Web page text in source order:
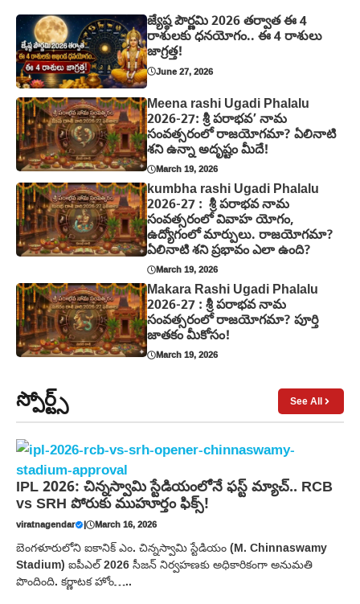
జ్యేష్ఠ పౌర్ణమి 2026 తర్వాత ఈ 4
రాశులకు ధనయోగం.. ఈ 4 రాశులు
జాగ్రత్త!
June 27, 2026
Meena rashi Ugadi Phalalu
2026-27: శ్రీ పరాభవ’ నామ
సంవత్సరంలో రాజయోగమా? ఏలినాటి
శని ఉన్నా అదృష్టం మీదే!
March 19, 2026
kumbha rashi Ugadi Phalalu
2026-27 : శ్రీ పరాభవ నామ
సంవత్సరంలో వివాహ యోగం,
ఉద్యోగంలో మార్పులు. రాజయోగమా?
ఏలినాటి శని ప్రభావం ఎలా ఉంది?
March 19, 2026
Makara Rashi Ugadi Phalalu
2026-27 : శ్రీ పరాభవ నామ
సంవత్సరంలో రాజయోగమా? పూర్తి
జాతకం మీకోసం!
March 19, 2026
స్పోర్ట్స్ See All
IPL 2026: చిన్నస్వామి స్టేడియంలోనే ఫస్ట్ మ్యాచ్.. RCB
vs SRH పోరుకు ముహూర్తం ఫిక్స్!
viratnagendar | March 16, 2026
బెంగళూరులోని ఐకానిక్ ఎం. చిన్నస్వామి స్టేడియం (M. Chinnaswamy
Stadium) ఐపీఎల్ 2026 సీజన్ నిర్వహణకు అధికారికంగా అనుమతి
పొందింది. కర్ణాటక హోం…..